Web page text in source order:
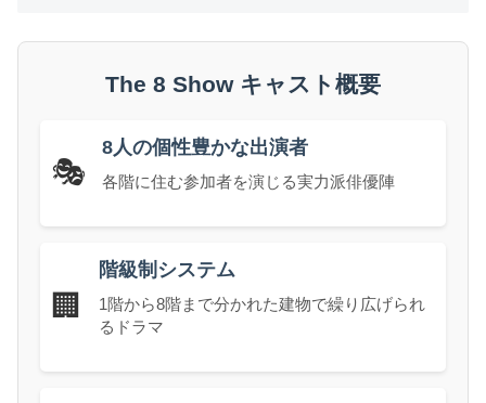
The 8 Show キャスト概要
🎭
8人の個性豊かな出演者
各階に住む参加者を演じる実力派俳優陣
🏢
階級制システム
1階から8階まで分かれた建物で繰り広げられ
るドラマ